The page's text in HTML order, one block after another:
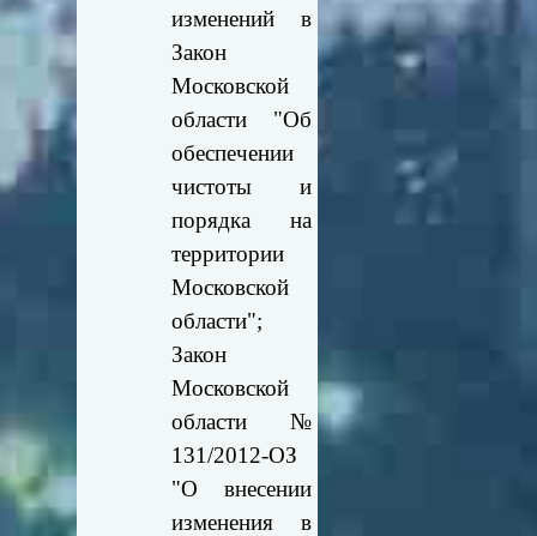
изменений в
Закон
Московской
области "Об
обеспечении
чистоты и
порядка на
территории
Московской
области";
Закон
Московской
области №
131/2012-ОЗ
"О внесении
изменения в